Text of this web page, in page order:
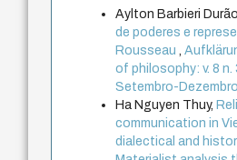
Aylton Barbieri
de poderes e
Rousseau,
of philosophy: v. 8 n.
Setembro-Dezembro
Ha Nguyen Thuy,
communication in
dialectical and